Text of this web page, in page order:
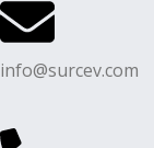
info@surcev.com